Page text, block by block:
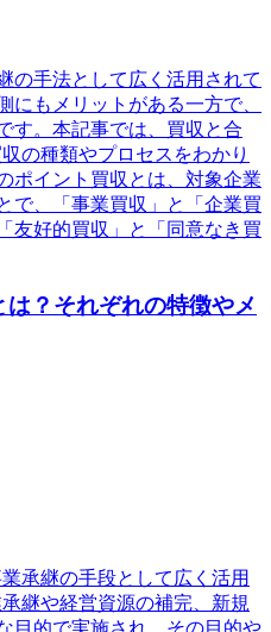
の手法として広く活用されて
にもメリットがある一方で、
す。本記事では、買収と合
の種類やプロセスをわかり
ポイント買収とは、対象企業
で、「事業買収」と「企業買
友好的買収」と「同意なき買
？それぞれの特徴やメ
承継の手段として広く活用
継や経営資源の補完、新規